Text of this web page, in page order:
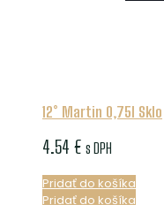
12° Martin 0,75l Sklo
4.54 € s DPH
Pridať do košíka
Pridať do košíka